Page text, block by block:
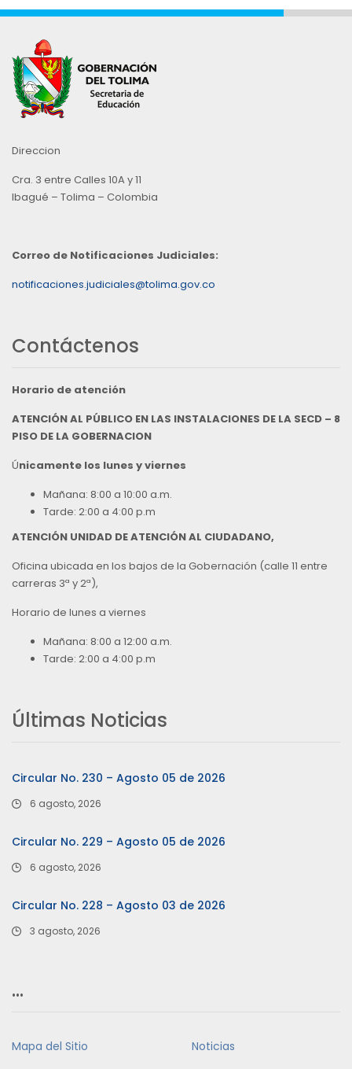
Direccion
Cra. 3 entre Calles 10A y 11
Ibagué – Tolima – Colombia
Correo de Notificaciones Judiciales:
notificaciones.judiciales@tolima.gov.co
Contáctenos
Horario de atención
ATENCIÓN AL PÚBLICO EN LAS INSTALACIONES DE LA SECD – 8
PISO DE LA GOBERNACION
Únicamente los lunes y viernes
Mañana: 8:00 a 10:00 a.m.
Tarde: 2:00 a 4:00 p.m
ATENCIÓN UNIDAD DE ATENCIÓN AL CIUDADANO,
Oficina ubicada en los bajos de la Gobernación (calle 11 entre
carreras 3ª y 2ª),
Horario de lunes a viernes
Mañana: 8:00 a 12:00 a.m.
Tarde: 2:00 a 4:00 p.m
Últimas Noticias
Circular No. 230 – Agosto 05 de 2026
6 agosto, 2026
Circular No. 229 – Agosto 05 de 2026
6 agosto, 2026
Circular No. 228 – Agosto 03 de 2026
3 agosto, 2026
…
Mapa del Sitio
Noticias